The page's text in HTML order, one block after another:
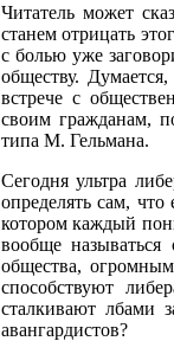
Читатель может
станем отрицать
с болью уже
обществу.
встрече с
своим гражданам,
типа М. Гельмана.
Сегодня ультра
определять сам,
котором каждый
вообще
общества,
способствуют
сталкивают лбами
авангардистов?